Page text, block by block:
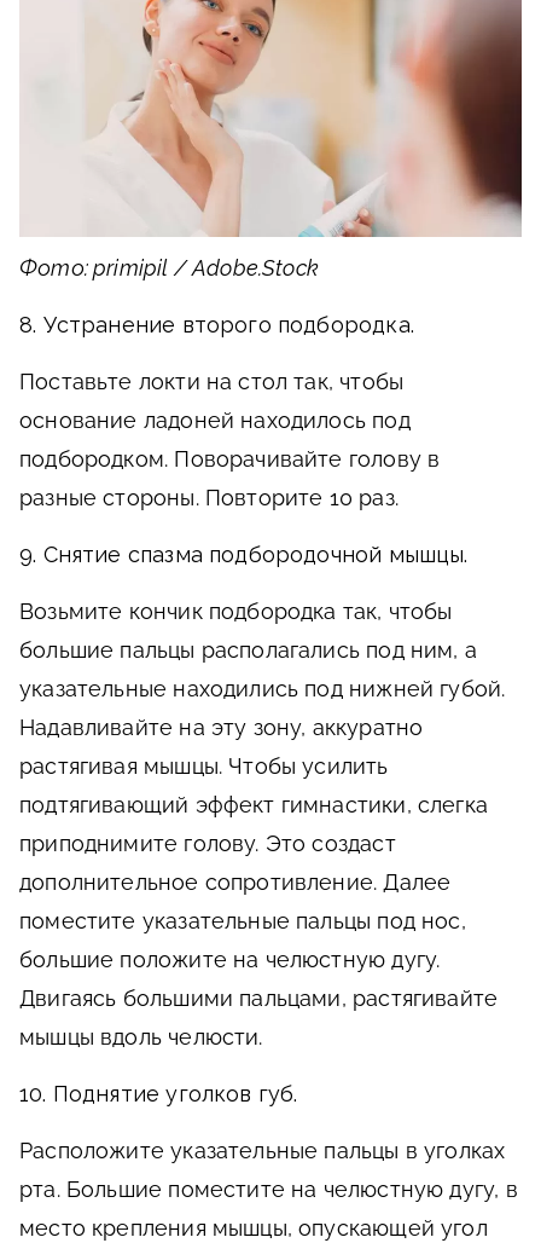
Фото: primipil / Adobe.Stock
8. Устранение второго подбородка.
Поставьте локти на стол так, чтобы
основание ладоней находилось под
подбородком. Поворачивайте голову в
разные стороны. Повторите 10 раз.
9. Снятие спазма подбородочной мышцы.
Возьмите кончик подбородка так, чтобы
большие пальцы располагались под ним, а
указательные находились под нижней губой.
Надавливайте на эту зону, аккуратно
растягивая мышцы. Чтобы усилить
подтягивающий эффект гимнастики, слегка
приподнимите голову. Это создаст
дополнительное сопротивление. Далее
поместите указательные пальцы под нос,
большие положите на челюстную дугу.
Двигаясь большими пальцами, растягивайте
мышцы вдоль челюсти.
10. Поднятие уголков губ.
Расположите указательные пальцы в уголках
рта. Большие поместите на челюстную дугу, в
место крепления мышцы, опускающей угол